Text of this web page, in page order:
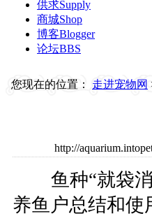
供求Supply
商城Shop
博客Blogger
论坛BBS
您现在的位置： 走进宠物网
http://
鱼种“就袋消
养鱼户总结和使